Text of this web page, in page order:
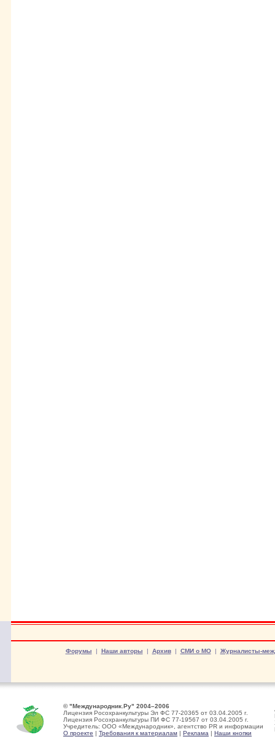
Форумы | Наши авторы | Архив| СМИ о МО| Журналисты-
© "Международник.Ру" 2004–2006
Лицензия Росохранкультуры Эл ФС 77-20365 от 03.04.2005 г.
Лицензия Росохранкультуры ПИ ФС 77-19567 от 03.04.2005 г.
Учредитель: ООО «Международник», агентство PR и информации
О проекте | Требования к материалам | Реклама | Наши кнопки